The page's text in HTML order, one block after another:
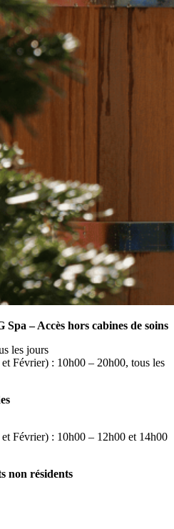
– Accès hors cabines de soins
les jours
Février) : 10h00 – 20h00, tous les
Février) : 10h00 – 12h00 et 14h00
non résidents